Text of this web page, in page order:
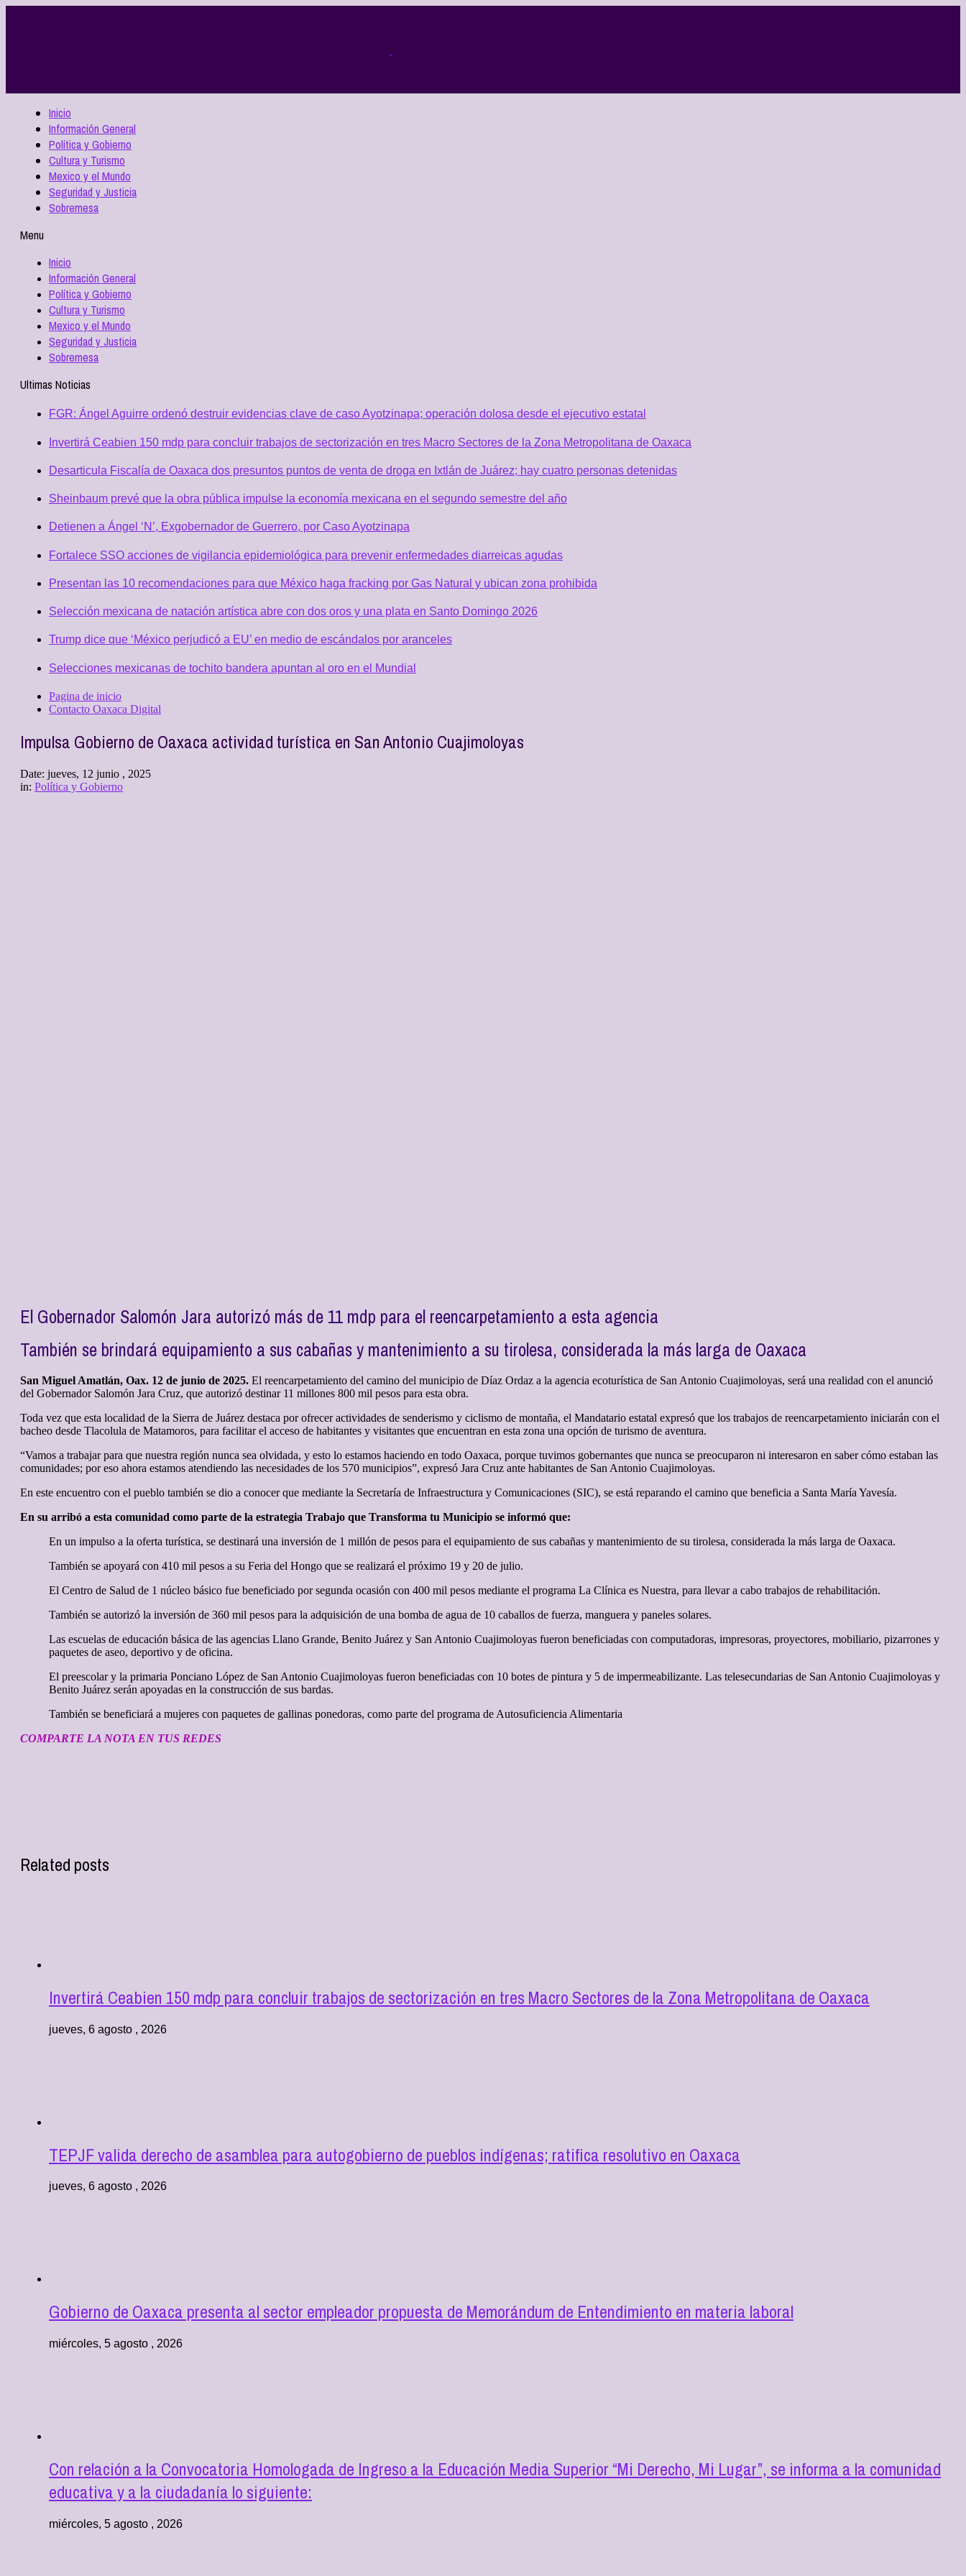
Inicio
Información General
Política y Gobierno
Cultura y Turismo
Mexico y el Mundo
Seguridad y Justicia
Sobremesa
Menu
Inicio
Información General
Política y Gobierno
Cultura y Turismo
Mexico y el Mundo
Seguridad y Justicia
Sobremesa
Ultimas Noticias
FGR: Ángel Aguirre ordenó destruir evidencias clave de caso Ayotzinapa; operación dolosa desde el ejecutivo estatal
Invertirá Ceabien 150 mdp para concluir trabajos de sectorización en tres Macro Sectores de la Zona Metropolitana de Oaxaca
Desarticula Fiscalía de Oaxaca dos presuntos puntos de venta de droga en Ixtlán de Juárez; hay cuatro personas detenidas
Sheinbaum prevé que la obra pública impulse la economía mexicana en el segundo semestre del año
Detienen a Ángel ‘N’, Exgobernador de Guerrero, por Caso Ayotzinapa
Fortalece SSO acciones de vigilancia epidemiológica para prevenir enfermedades diarreicas agudas
Presentan las 10 recomendaciones para que México haga fracking por Gas Natural y ubican zona prohibida
Selección mexicana de natación artística abre con dos oros y una plata en Santo Domingo 2026
Trump dice que ‘México perjudicó a EU’ en medio de escándalos por aranceles
Selecciones mexicanas de tochito bandera apuntan al oro en el Mundial
Pagina de inicio
Contacto Oaxaca Digital
Impulsa Gobierno de Oaxaca actividad turística en San Antonio Cuajimoloyas
Date: jueves, 12 junio , 2025
in: Política y Gobierno
El Gobernador Salomón Jara autorizó más de 11 mdp para el reencarpetamiento a esta agencia
También se brindará equipamiento a sus cabañas y mantenimiento a su tirolesa, considerada la más larga de Oaxaca
San Miguel Amatlán, Oax. 12 de junio de 2025. El reencarpetamiento del camino del municipio de Díaz Ordaz a la agencia ecoturística de San Antonio Cuajimoloyas, será una realidad con el anunció
del Gobernador Salomón Jara Cruz, que autorizó destinar 11 millones 800 mil pesos para esta obra.
Toda vez que esta localidad de la Sierra de Juárez destaca por ofrecer actividades de senderismo y ciclismo de montaña, el Mandatario estatal expresó que los trabajos de reencarpetamiento iniciarán con el
bacheo desde Tlacolula de Matamoros, para facilitar el acceso de habitantes y visitantes que encuentran en esta zona una opción de turismo de aventura.
“Vamos a trabajar para que nuestra región nunca sea olvidada, y esto lo estamos haciendo en todo Oaxaca, porque tuvimos gobernantes que nunca se preocuparon ni interesaron en saber cómo estaban las
comunidades; por eso ahora estamos atendiendo las necesidades de los 570 municipios”, expresó Jara Cruz ante habitantes de San Antonio Cuajimoloyas.
En este encuentro con el pueblo también se dio a conocer que mediante la Secretaría de Infraestructura y Comunicaciones (SIC), se está reparando el camino que beneficia a Santa María Yavesía.
En su arribó a esta comunidad como parte de la estrategia Trabajo que Transforma tu Municipio se informó que:
En un impulso a la oferta turística, se destinará una inversión de 1 millón de pesos para el equipamiento de sus cabañas y mantenimiento de su tirolesa, considerada la más larga de Oaxaca.
También se apoyará con 410 mil pesos a su Feria del Hongo que se realizará el próximo 19 y 20 de julio.
El Centro de Salud de 1 núcleo básico fue beneficiado por segunda ocasión con 400 mil pesos mediante el programa La Clínica es Nuestra, para llevar a cabo trabajos de rehabilitación.
También se autorizó la inversión de 360 mil pesos para la adquisición de una bomba de agua de 10 caballos de fuerza, manguera y paneles solares.
Las escuelas de educación básica de las agencias Llano Grande, Benito Juárez y San Antonio Cuajimoloyas fueron beneficiadas con computadoras, impresoras, proyectores, mobiliario, pizarrones y
paquetes de aseo, deportivo y de oficina.
El preescolar y la primaria Ponciano López de San Antonio Cuajimoloyas fueron beneficiadas con 10 botes de pintura y 5 de impermeabilizante. Las telesecundarias de San Antonio Cuajimoloyas y
Benito Juárez serán apoyadas en la construcción de sus bardas.
También se beneficiará a mujeres con paquetes de gallinas ponedoras, como parte del programa de Autosuficiencia Alimentaria
COMPARTE LA NOTA EN TUS REDES
Related posts
Invertirá Ceabien 150 mdp para concluir trabajos de sectorización en tres Macro Sectores de la Zona Metropolitana de Oaxaca
jueves, 6 agosto , 2026
TEPJF valida derecho de asamblea para autogobierno de pueblos indígenas; ratifica resolutivo en Oaxaca
jueves, 6 agosto , 2026
Gobierno de Oaxaca presenta al sector empleador propuesta de Memorándum de Entendimiento en materia laboral
miércoles, 5 agosto , 2026
Con relación a la Convocatoria Homologada de Ingreso a la Educación Media Superior “Mi Derecho, Mi Lugar”, se informa a la comunidad
educativa y a la ciudadanía lo siguiente:
miércoles, 5 agosto , 2026